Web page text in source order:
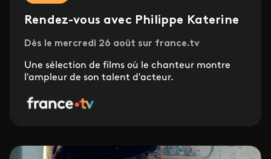
Rendez-vous avec Philippe Katerine
Dès le mercredi 26 août sur france.tv
Une sélection de films où le chanteur montre
l'ampleur de son talent d'acteur.